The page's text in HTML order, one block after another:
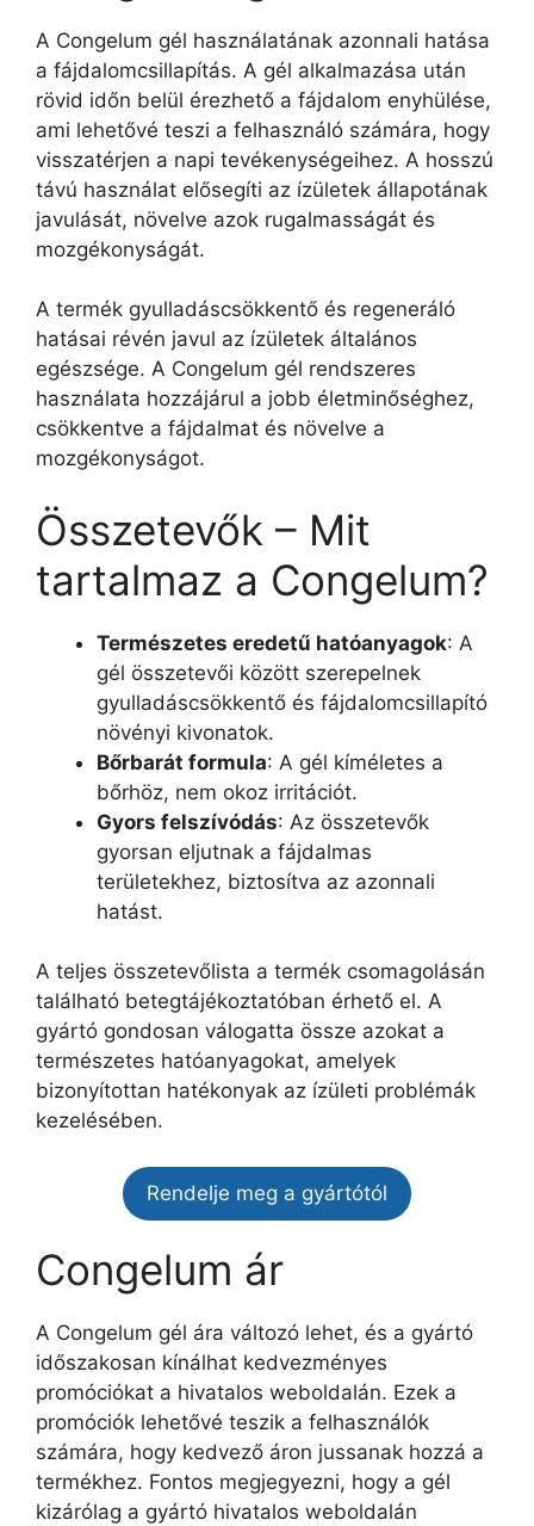
A Congelum gél használatának azonnali hatása
a fájdalomcsillapítás. A gél alkalmazása után
rövid időn belül érezhető a fájdalom enyhülése,
ami lehetővé teszi a felhasználó számára, hogy
visszatérjen a napi tevékenységeihez. A hosszú
távú használat elősegíti az ízületek állapotának
javulását, növelve azok rugalmasságát és
mozgékonyságát.
A termék gyulladáscsökkentő és regeneráló
hatásai révén javul az ízületek általános
egészsége. A Congelum gél rendszeres
használata hozzájárul a jobb életminőséghez,
csökkentve a fájdalmat és növelve a
mozgékonyságot.
Összetevők – Mit
tartalmaz a Congelum?
Természetes eredetű hatóanyagok: A
gél összetevői között szerepelnek
gyulladáscsökkentő és fájdalomcsillapító
növényi kivonatok.
Bőrbarát formula: A gél kíméletes a
bőrhöz, nem okoz irritációt.
Gyors felszívódás: Az összetevők
gyorsan eljutnak a fájdalmas
területekhez, biztosítva az azonnali
hatást.
A teljes összetevőlista a termék csomagolásán
található betegtájékoztatóban érhető el. A
gyártó gondosan válogatta össze azokat a
természetes hatóanyagokat, amelyek
bizonyítottan hatékonyak az ízületi problémák
kezelésében.
Rendelje meg a gyártótól
Congelum ár
A Congelum gél ára változó lehet, és a gyártó
időszakosan kínálhat kedvezményes
promóciókat a hivatalos weboldalán. Ezek a
promóciók lehetővé teszik a felhasználók
számára, hogy kedvező áron jussanak hozzá a
termékhez. Fontos megjegyezni, hogy a gél
kizárólag a gyártó hivatalos weboldalán